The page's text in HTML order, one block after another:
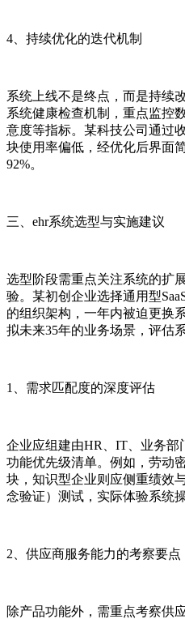
4、持续优化的迭代机制
系统上线不是终点，而是持续
系统健康检查机制，重点监控
意度等指标。某科技公司通过
块使用率偏低，经优化后界面
92%。
三、ehr系统选型与实施建议
选型阶段需重点关注系统的扩
验。某初创企业选择通用型
的组织架构，一年内被迫更换
拟未来35年的业务场景，评估
1、需求匹配度的深度评估
企业应组建由HR、IT、业务部
功能优先级清单。例如，劳动
块，知识型企业则应侧重绩效
念验证）测试，实际体验系统
2、供应商服务能力的考察要点
除产品功能外，需重点考察供